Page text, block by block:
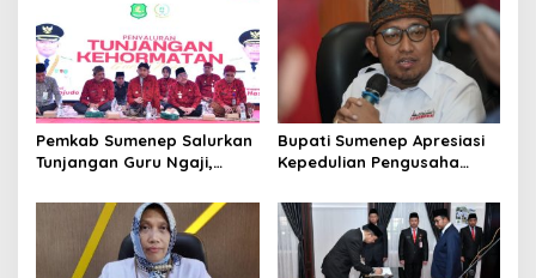
i
p
o
s
Pemkab Sumenep Salurkan
Tunjangan Guru Ngaji,
Berperan Strategis Bangun
Akhlak Generasi
Bupati Sumenep Apresiasi
Kepedulian Pengusaha
Gempa